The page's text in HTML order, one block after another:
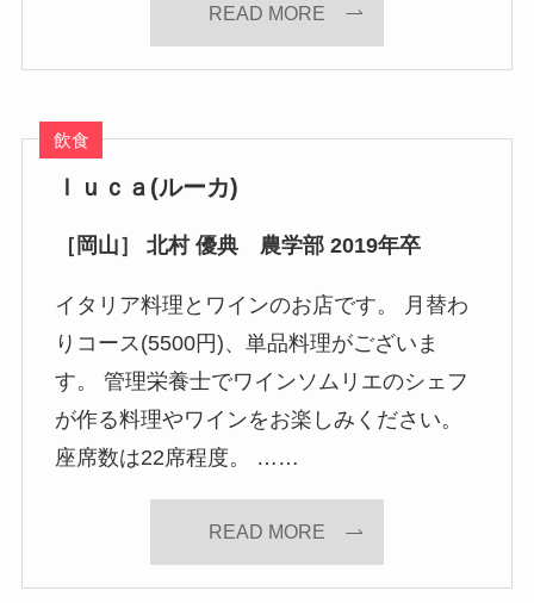
READ MORE
飲食
​ｌｕｃａ(ルーカ)
［岡山］ 北村 優典 農学部 2019年卒
イタリア料理とワインのお店です。 月替わ
りコース(5500円)、単品料理がございま
す。 管理栄養士でワインソムリエのシェフ
が作る料理やワインをお楽しみください。
座席数は22席程度。 ……
READ MORE